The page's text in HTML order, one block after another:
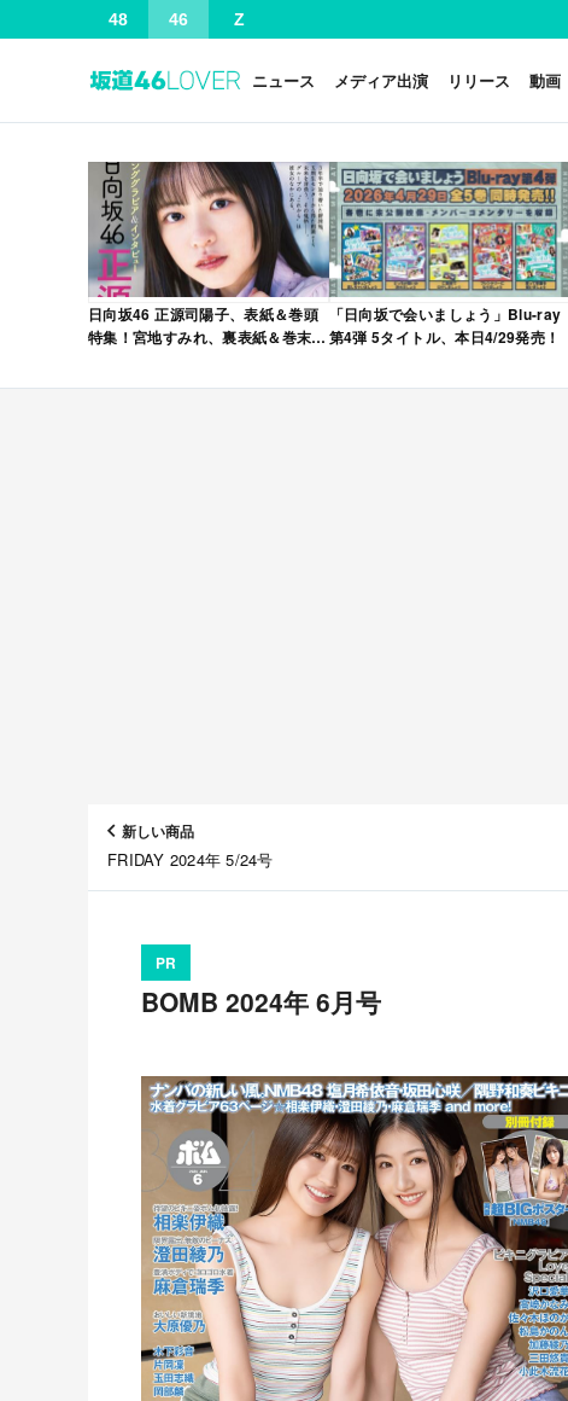
48 46 Z
ニュース メディア出演 リリース 動画
日向坂46 正源司陽子、表紙＆巻頭
特集！宮地すみれ、裏表紙＆巻末特
VOL.12」本日4/30発売！
「日向坂で会いましょう」Blu-ray
第4弾 5タイトル、本日4/29発売！
新しい商品
FRIDAY 2024年 5/24号
PR
BOMB 2024年 6月号